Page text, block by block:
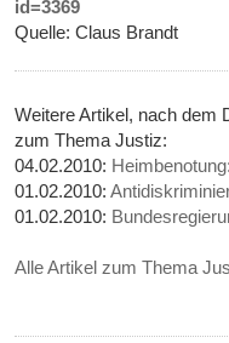
id=3369
Quelle: Claus Brandt
Weitere Artikel, nach dem
zum Thema Justiz:
04.02.2010:
01.02.2010:
01.02.2010:
Alle Artikel zum Thema